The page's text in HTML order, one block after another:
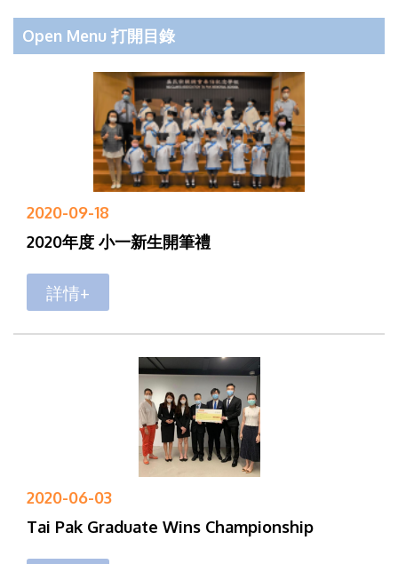
Open Menu 打開目錄
2020-09-18
2020年度 小一新生開筆禮
詳情+
2020-06-03
Tai Pak Graduate Wins Championship